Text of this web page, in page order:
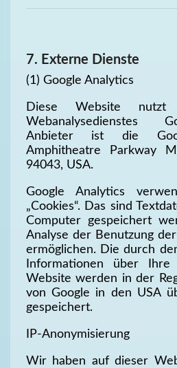
7. Externe Dienste
(1) Google Analytics
Diese Website nutzt
Webanalysedienstes
Anbieter ist die
Amphitheatre Parkway
94043, USA.
Google Analytics
„Cookies“. Das sind
Computer gespeichert
Analyse der Benutzung
ermöglichen. Die durch
Informationen über Ihre
Website werden in der
von Google in den USA
gespeichert.
IP-Anonymisierung
Wir haben auf dieser